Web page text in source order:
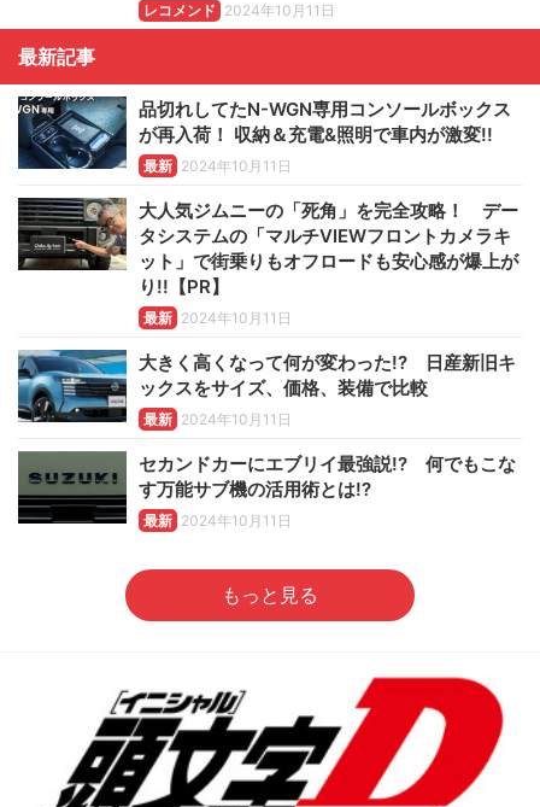
レコメンド 2024年10月11日
最新記事
品切れしてたN-WGN専用コンソールボックス
が再入荷！ 収納＆充電&照明で車内が激変!!
最新 2024年10月11日
大人気ジムニーの「死角」を完全攻略！ デー
タシステムの「マルチVIEWフロントカメラキ
ット」で街乗りもオフロードも安心感が爆上が
り!!【PR】
最新 2024年10月11日
大きく高くなって何が変わった!? 日産新旧キ
ックスをサイズ、価格、装備で比較
最新 2024年10月11日
セカンドカーにエブリイ最強説!? 何でもこな
す万能サブ機の活用術とは!?
最新 2024年10月11日
もっと見る